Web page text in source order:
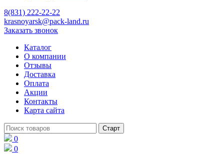
8(831) 222-22-22
krasnoyarsk@pack-land.ru
Заказать звонок
Каталог
О компании
Отзывы
Доставка
Оплата
Акции
Контакты
Карта сайта
0
0